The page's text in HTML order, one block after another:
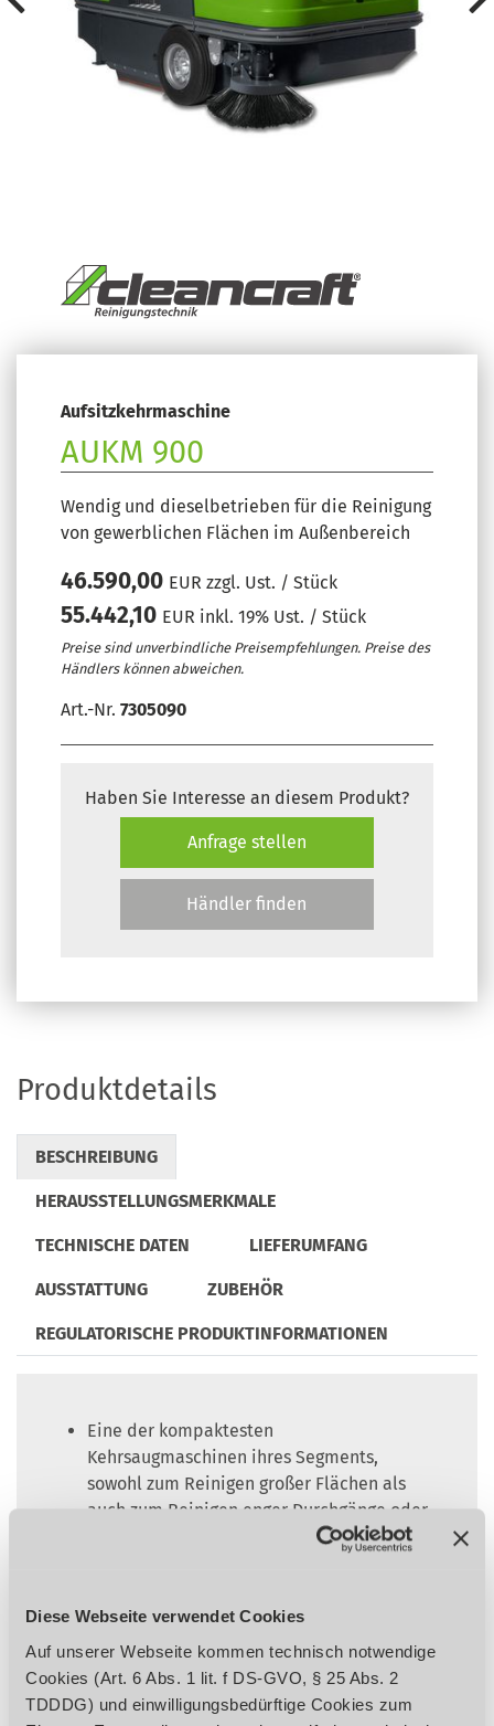
Diese Webseite verwendet Cookies
Auf unserer Webseite kommen technisch notwendige
Cookies (Art. 6 Abs. 1 lit. f DS-GVO, § 25 Abs. 2
TDDDG) und einwilligungsbedürftige Cookies zum
Aufsitzkehrmaschine
AUKM 900
Wendig und dieselbetrieben für die Reinigung
von gewerblichen Flächen im Außenbereich
46.590,00 EUR zzgl. Ust. / Stück
55.442,10 EUR inkl. 19% Ust. / Stück
Preise sind unverbindliche Preisempfehlungen. Preise des
Händlers können abweichen.
Art.-Nr. 7305090
Haben Sie Interesse an diesem Produkt?
Anfrage stellen
Händler finden
Produktdetails
BESCHREIBUNG
HERAUSSTELLUNGSMERKMALE
TECHNISCHE DATEN LIEFERUMFANG
AUSSTATTUNG ZUBEHÖR
REGULATORISCHE PRODUKTINFORMATIONEN
Eine der kompaktesten
Kehrsaugmaschinen ihres Segments,
sowohl zum Reinigen großer Flächen als
auch zum Reinigen enger Durchgänge oder
verwinkelter Flächen geeignet
elektrischen Stofftaschenrüttelfilter
Optimale Reinigungsergebnisse auch bei
wechselnden Bodenbeschaffenheiten
wegen schwimmender Hauptkehrwalze mit